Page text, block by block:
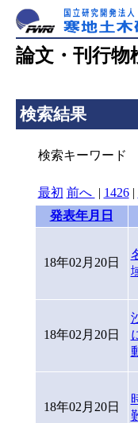
論文・刊行物
検索結果
検索キーワード
最初 前へ | 1426|
発表年月日
18年02月20日
18年02月20日
18年02月20日